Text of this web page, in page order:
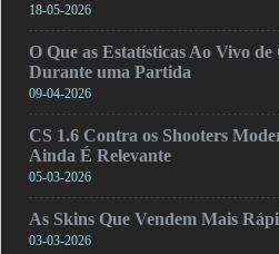
18-05-2026
O Que as Estatísticas Ao Vivo
Durante uma Partida
09-04-2026
CS 1.6 Contra os Shooters
Ainda É Relevante
05-03-2026
As Skins Que Vendem Mais
03-03-2026